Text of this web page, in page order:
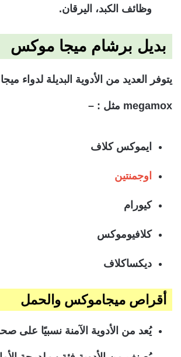
وظائف الكبد، اليرقان.
بديل برشام ميجا موكس
يتوفر العديد من الأدوية البديلة لدواء
megamox مثل : –
ايموكس كلاف
اوجمنتين
كيورام
كلافيوموكس
ديكساكلاف
أقراص ميجاموكس والحمل
يُعد من الأدوية الآمنة نسبيًا على